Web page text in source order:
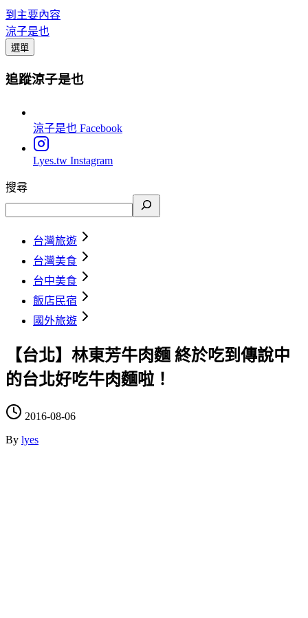
到主要內容
涼子是也
選單
追蹤涼子是也
涼子是也 Facebook
Lyes.tw Instagram
搜尋
台灣旅遊
台灣美食
台中美食
飯店民宿
國外旅遊
【台北】林東芳牛肉麵 終於吃到傳說中
的台北好吃牛肉麵啦！
2016-08-06
By lyes